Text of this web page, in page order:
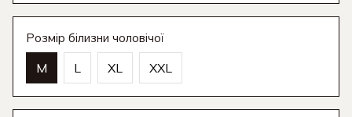
Розмір білизни чоловічої
M L XL XXL